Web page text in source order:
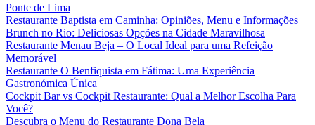
Ponte de Lima
Restaurante Baptista em Caminha: Opiniões, Menu e Informações
Brunch no Rio: Deliciosas Opções na Cidade Maravilhosa
Restaurante Menau Beja – O Local Ideal para uma Refeição
Memorável
Restaurante O Benfiquista em Fátima: Uma Experiência
Gastronómica Única
Cockpit Bar vs Cockpit Restaurante: Qual a Melhor Escolha Para
Você?
Descubra o Menu do Restaurante Dona Bela